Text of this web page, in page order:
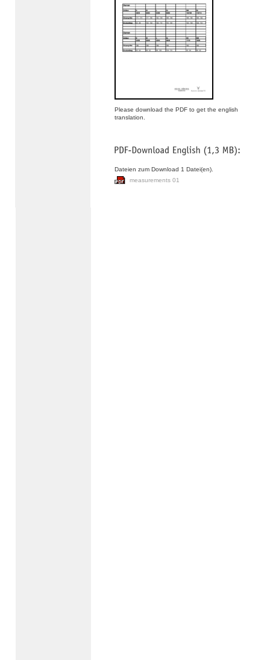
Please download the PDF to get the english
translation.
Dateien zum Download 1 Datei(en).
measurements 01